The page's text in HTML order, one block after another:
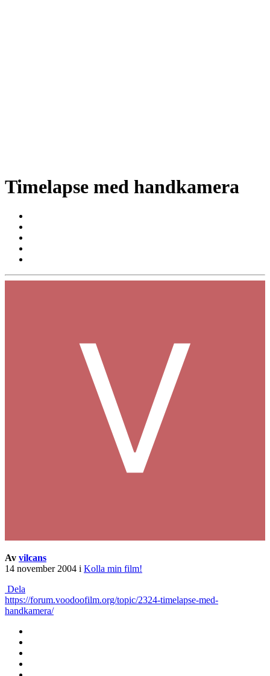
Timelapse med handkamera
Av vilcans
14 november 2004 i Kolla min film!
Dela
https://forum.voodoofilm.org/topic/2324-timelapse-med-
handkamera/